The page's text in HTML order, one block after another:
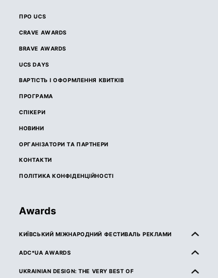
ПРО UCS
CRAVE AWARDS
BRAVE AWARDS
UCS DAYS
ВАРТІСТЬ І ОФОРМЛЕННЯ КВИТКІВ
ПРОГРАМА
СПІКЕРИ
НОВИНИ
ОРГАНІЗАТОРИ ТА ПАРТНЕРИ
КОНТАКТИ
ПОЛІТИКА КОНФІДЕНЦІЙНОСТІ
Awards
КИЇВСЬКИЙ МІЖНАРОДНИЙ ФЕСТИВАЛЬ РЕКЛАМИ
ПРО КМФР
ADC*UA AWARDS
ПРО ADC*UA AWARDS
UKRAINIAN DESIGN: THE VERY BEST OF